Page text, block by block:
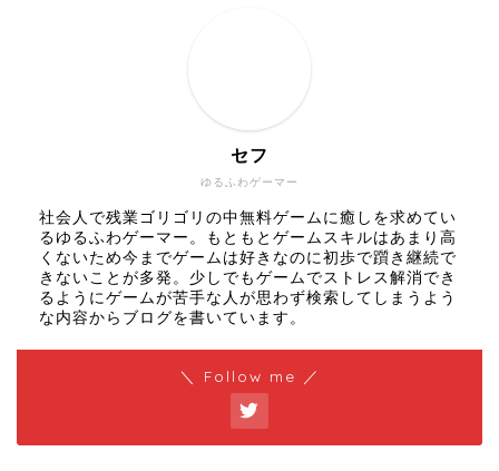
ゆるふわゲーマー
セフ
社会人で残業ゴリゴリの中無料ゲームに癒しを求めてい
るゆるふわゲーマー。もともとゲームスキルはあまり高
くないため今までゲームは好きなのに初歩で躓き継続で
きないことが多発。少しでもゲームでストレス解消でき
るようにゲームが苦手な人が思わず検索してしまうよう
な内容からブログを書いています。
＼ Follow me ／